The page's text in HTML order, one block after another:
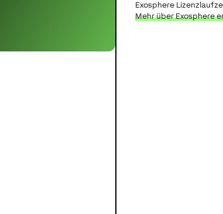
Exosphere
Mehr über Exosphere